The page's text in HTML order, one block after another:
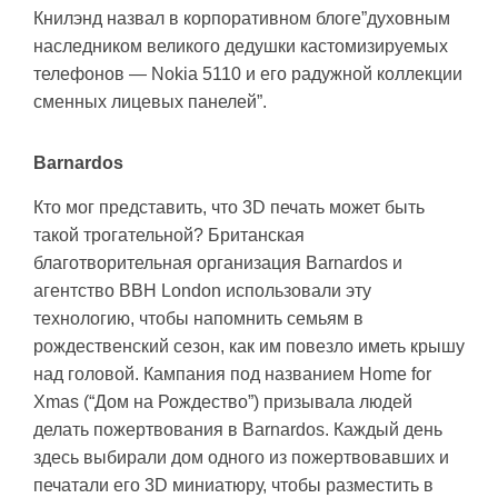
Книлэнд назвал в корпоративном блоге”духовным
наследником великого дедушки кастомизируемых
телефонов — Nokia 5110 и его радужной коллекции
сменных лицевых панелей”.
Barnardos
Кто мог представить, что 3D печать может быть
такой трогательной? Британская
благотворительная организация Barnardos и
агентство BBH London использовали эту
технологию, чтобы напомнить семьям в
рождественский сезон, как им повезло иметь крышу
над головой. Кампания под названием Home for
Xmas (“Дом на Рождество”) призывала людей
делать пожертвования в Barnardos. Каждый день
здесь выбирали дом одного из пожертвовавших и
печатали его 3D миниатюру, чтобы разместить в